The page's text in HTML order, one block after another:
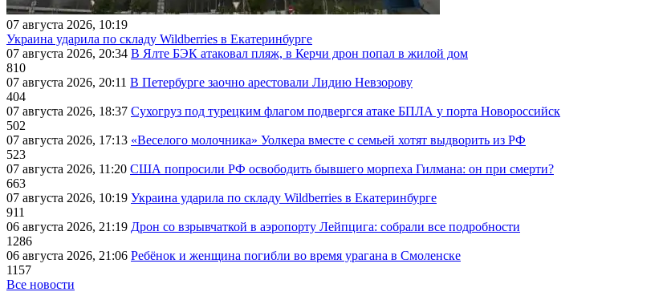
07 августа 2026, 10:19
Украина ударила по складу Wildberries в Екатеринбурге
07 августа 2026, 20:34 В Ялте БЭК атаковал пляж, в Керчи дрон попал в жилой дом
810
07 августа 2026, 20:11 В Петербурге заочно арестовали Лидию Невзорову
404
07 августа 2026, 18:37 Сухогруз под турецким флагом подвергся атаке БПЛА у порта Новороссийск
502
07 августа 2026, 17:13 «Веселого молочника» Уолкера вместе с семьей хотят выдворить из РФ
523
07 августа 2026, 11:20 США попросили РФ освободить бывшего морпеха Гилмана: он при смерти?
663
07 августа 2026, 10:19 Украина ударила по складу Wildberries в Екатеринбурге
911
06 августа 2026, 21:19 Дрон со взрывчаткой в аэропорту Лейпцига: собрали все подробности
1286
06 августа 2026, 21:06 Ребёнок и женщина погибли во время урагана в Смоленске
1157
Все новости